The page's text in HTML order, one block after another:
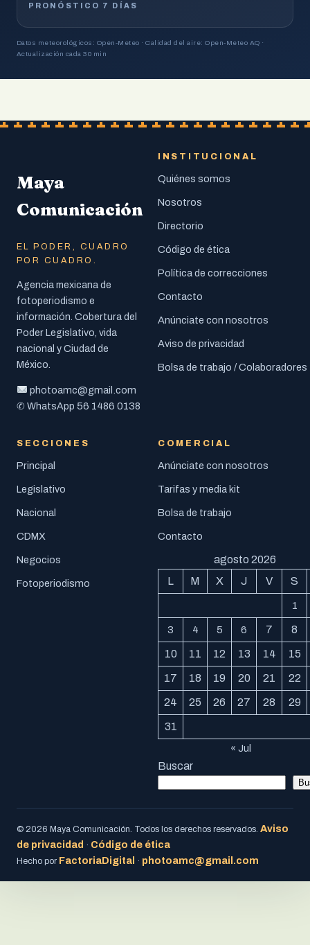
PRONÓSTICO 7 DÍAS
Datos meteorológicos: Open-Meteo · Calidad del aire: Open-Meteo AQ ·
Actualización cada 30 min
Maya
Comunicación
EL PODER, CUADRO
POR CUADRO.
Agencia mexicana de
fotoperiodismo e
información. Cobertura del
Poder Legislativo, vida
nacional y Ciudad de
México.
photoamc@gmail.com
✆ WhatsApp 56 1486 0138
INSTITUCIONAL
Quiénes somos
Nosotros
Directorio
Código de ética
Política de correcciones
Contacto
Anúnciate con nosotros
Aviso de privacidad
Bolsa de trabajo / Colaboradores
SECCIONES
Principal
Legislativo
Nacional
CDMX
Negocios
Fotoperiodismo
COMERCIAL
Anúnciate con nosotros
Tarifas y media kit
Bolsa de trabajo
Contacto
agosto 2026
L
M X J V S
1
3 4 5 6 7 8
10 11 12 13 14 15
17 18 19 20 21 22
24 25 26 27 28 29
31
« Jul
Buscar
© 2026 Maya Comunicación. Todos los derechos reservados. Aviso
de privacidad · Código de ética
Hecho por FactoriaDigital · photoamc@gmail.com